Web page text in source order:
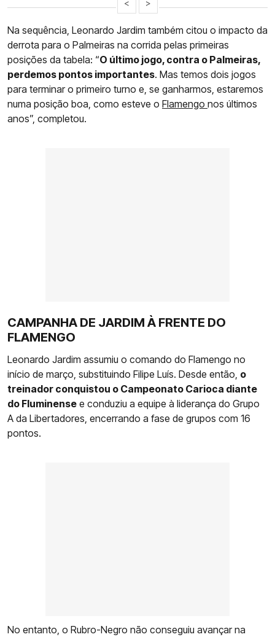
< >
Na sequência, Leonardo Jardim também citou o impacto da
derrota para o Palmeiras na corrida pelas primeiras
posições da tabela: “O último jogo, contra o Palmeiras,
perdemos pontos importantes. Mas temos dois jogos
para terminar o primeiro turno e, se ganharmos, estaremos
numa posição boa, como esteve o Flamengo nos últimos
anos”, completou.
CAMPANHA DE JARDIM À FRENTE DO
FLAMENGO
Leonardo Jardim assumiu o comando do Flamengo no
início de março, substituindo Filipe Luís. Desde então, o
treinador conquistou o Campeonato Carioca diante
do Fluminense e conduziu a equipe à liderança do Grupo
A da Libertadores, encerrando a fase de grupos com 16
pontos.
No entanto, o Rubro-Negro não conseguiu avançar na